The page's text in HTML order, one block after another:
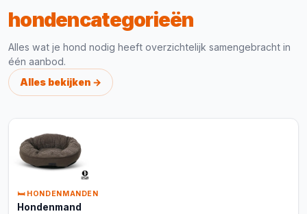
hondencategorieën
Alles wat je hond nodig heeft overzichtelijk samengebracht in
één aanbod.
Alles bekijken →
🛏️ HONDENMANDEN
Hondenmand